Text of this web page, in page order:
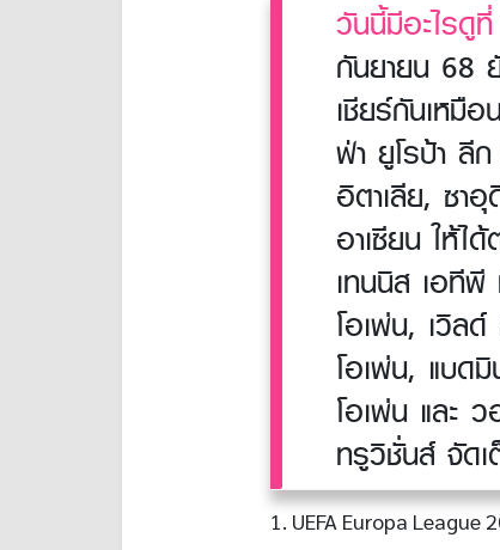
วันนี้มีอะไรดูที่
กันยายน 68
เชียร์กันเหมื
ฟ่า ยูโรป้า ลี
อิตาเลีย, ซา
อาเซียน ให้ไ
เทนนิส เอทีพี
โอเพ่น, เวิล
โอเพ่น, แบด
โอเพ่น และ
ทรูวิชั่นส์ จัดเ
1. UEFA Europa League